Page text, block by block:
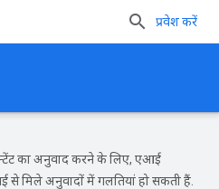
प्रवेश करें
का अनुवाद करने के लिए, एआई
से मिले अनुवादों में गलतियां हो सकती हैं.